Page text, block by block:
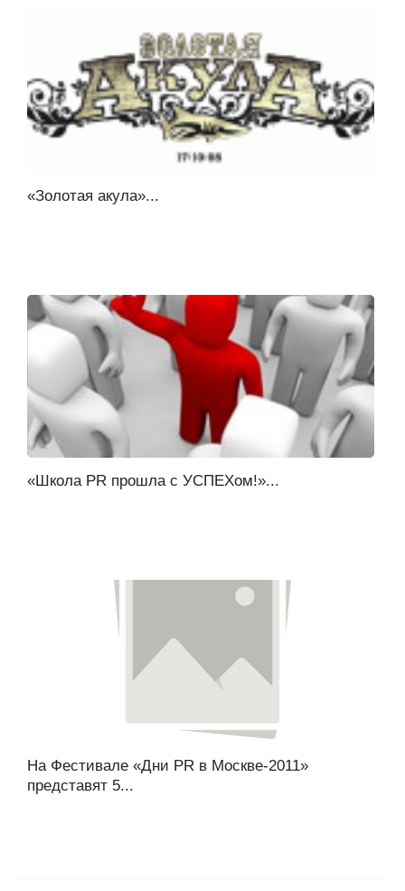
«Золотая акула»...
«Школа PR прошла с УСПЕХом!»...
На Фестивале «Дни PR в Москве-2011»
представят 5...